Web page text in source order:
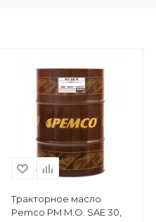
Тракторное масло
Pemco PM M.O. SAE 30,